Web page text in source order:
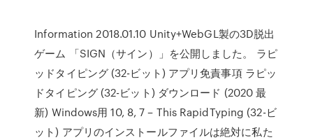
Information 2018.01.10 Unity+WebGL製の3D脱出
ゲーム 「SIGN（サイン）」を公開しました。 ラピ
ッドタイピング (32-ビット) アプリ免責事項 ラピッ
ドタイピング (32-ビット) ダウンロード (2020 最
新) Windows用 10, 8, 7 – This RapidTyping (32-ビ
ット) アプリのインストールファイルは絶対に私た